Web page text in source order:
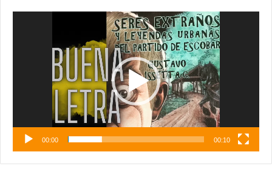
00:00 00:10